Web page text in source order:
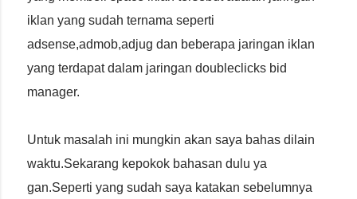
iklan yang sudah ternama seperti
adsense,admob,adjug dan beberapa jaringan iklan
yang terdapat dalam jaringan doubleclicks bid
manager.
Untuk masalah ini mungkin akan saya bahas dilain
waktu.Sekarang kepokok bahasan dulu ya
gan.Seperti yang sudah saya katakan sebelumnya